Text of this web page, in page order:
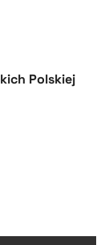
Polskiej